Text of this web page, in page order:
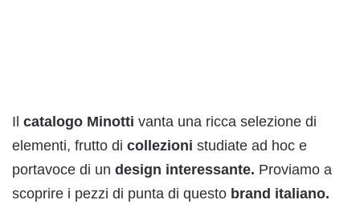
Il catalogo Minotti vanta una ricca selezione di
elementi, frutto di collezioni studiate ad hoc e
portavoce di un design interessante. Proviamo a
scoprire i pezzi di punta di questo brand italiano.